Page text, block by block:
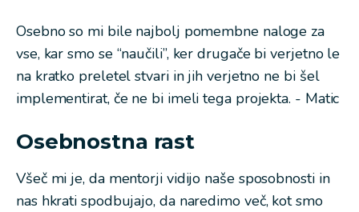
Osebno so mi bile najbolj pomembne naloge za
vse, kar smo se “naučili”, ker drugače bi verjetno le
na kratko preletel stvari in jih verjetno ne bi šel
implementirat, če ne bi imeli tega projekta. - Matic
Osebnostna rast
Všeč mi je, da mentorji vidijo naše sposobnosti in
nas hkrati spodbujajo, da naredimo več, kot smo